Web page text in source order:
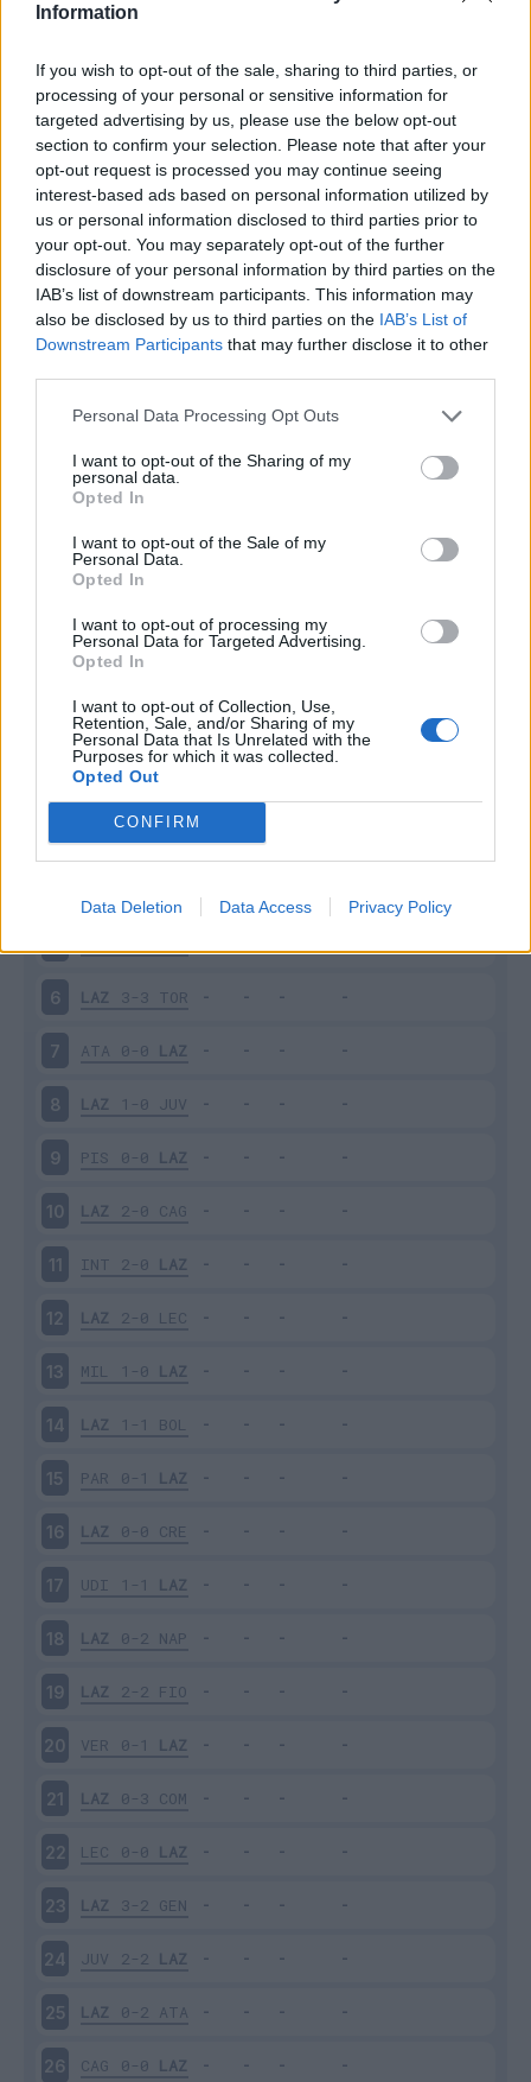
Information
If you wish to opt-out of the sale, sharing to third parties, or
processing of your personal or sensitive information for
targeted advertising by us, please use the below opt-out
section to confirm your selection. Please note that after your
opt-out request is processed you may continue seeing
interest-based ads based on personal information utilized by
us or personal information disclosed to third parties prior to
your opt-out. You may separately opt-out of the further
disclosure of your personal information by third parties on the
IAB’s list of downstream participants. This information may
also be disclosed by us to third parties on the IAB’s List of
Downstream Participants that may further disclose it to other
Personal Data Processing Opt Outs
I want to opt-out of the Sharing of my
personal data.
Opted In
I want to opt-out of the Sale of my
Personal Data.
Opted In
I want to opt-out of processing my
Personal Data for Targeted Advertising.
Opted In
I want to opt-out of Collection, Use,
Retention, Sale, and/or Sharing of my
Personal Data that Is Unrelated with the
Purposes for which it was collected.
Opted Out
CONFIRM
Data Deletion Data Access Privacy Policy
Classic Mantra
Riepilogo stagione
Titolare 0 - 0
Entrato 0 - 0%
Squalificato 0 - 0%
Inutilizzato
stagionale
COM 2-0 LAZ
LAZ 4-0
3
6 LAZ 3-3 TOR
7 ATA 0-0 LAZ
8 LAZ 1-0 JUV
9 PIS 0-0 LAZ
10 LAZ 2-0 CAG
11 INT 2-0 LAZ
12 LAZ 2-0 LEC
13 MIL 1-0 LAZ
14 LAZ 1-1 BOL
15 PAR 0-1 LAZ
16 LAZ 0-0 CRE
17 UDI 1-1 LAZ
18 LAZ 0-2 NAP
19 LAZ 2-2 FIO
20 VER 0-1 LAZ
21 LAZ 0-3 COM
22 LEC 0-0 LAZ
23 LAZ 3-2 GEN
24 JUV 2-2 LAZ
25 LAZ 0-2 ATA
26 CAG 0-0 LAZ